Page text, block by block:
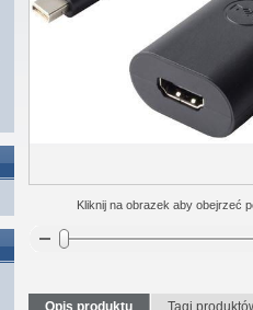
Kliknij na obrazek aby obejrzeć
Opis produktu Tagi